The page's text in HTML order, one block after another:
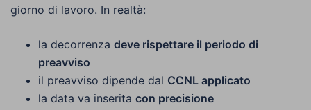
giorno di lavoro. In realtà:
la decorrenza deve rispettare il periodo di
preavviso
il preavviso dipende dal CCNL applicato
la data va inserita con precisione